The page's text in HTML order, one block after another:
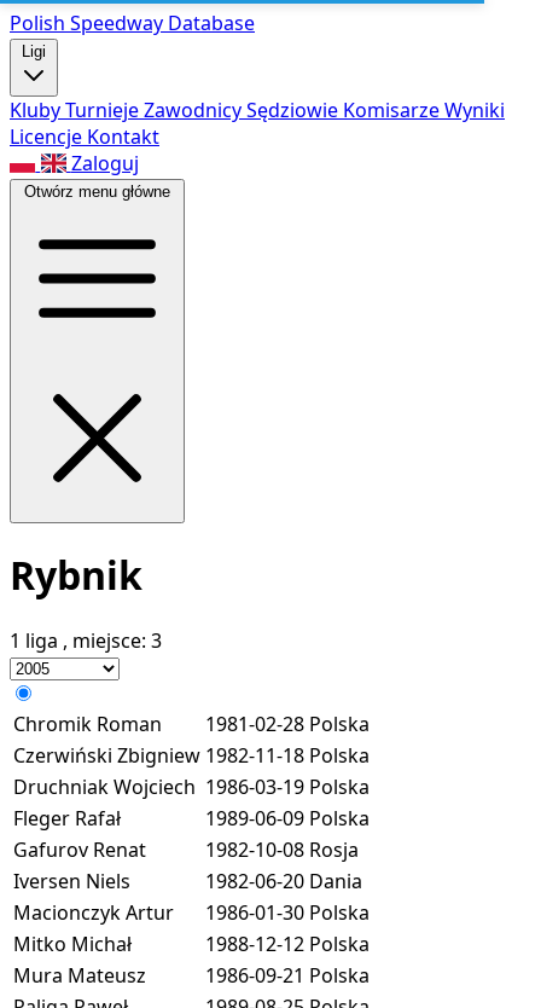
Polish Speedway Database
Ligi
KlubyTurniejeZawodnicySędziowie KomisarzeWyniki
Licencje Kontakt
Zaloguj
Otwórz menu główne
Rybnik
1 liga , miejsce: 3
Chromik Roman 1981-02-28 Polska
Czerwiński Zbigniew 1982-11-18 Polska
Druchniak Wojciech 1986-03-19 Polska
Fleger Rafał
1989-06-09 Polska
Gafurov Renat
1982-10-08 Rosja
Iversen Niels
1982-06-20 Dania
Macionczyk Artur
1986-01-30 Polska
Mitko Michał
1988-12-12 Polska
Mura Mateusz
1986-09-21 Polska